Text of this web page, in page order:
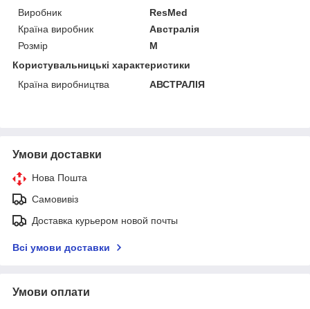
Виробник
ResMed
Країна виробник
Австралія
Розмір
M
Користувальницькі характеристики
Країна виробництва
АВСТРАЛІЯ
Умови доставки
Нова Пошта
Самовивіз
Доставка курьером новой почты
Всі умови доставки
Умови оплати